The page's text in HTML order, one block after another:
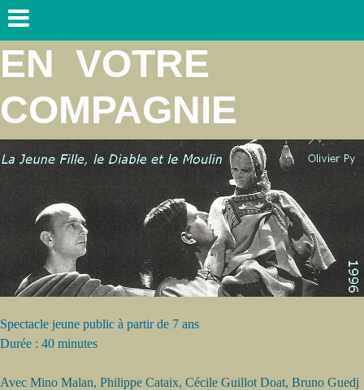
EN VOTRE
COMPAGNIE
Spectacle jeune public à partir de 7 ans
Durée : 40 minutes
Avec Mino Malan, Philippe Cataix, Cécile Guillot Doat, Bruno Guedj